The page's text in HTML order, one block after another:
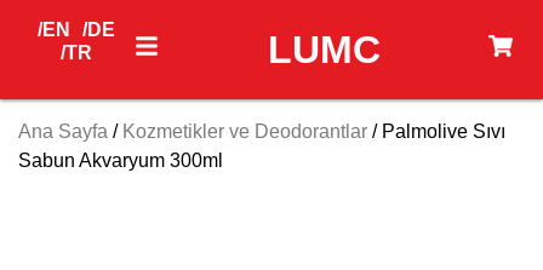
LUMC
/EN
/DE
/TR
Ana Sayfa / Kozmetikler ve Deodorantlar / Palmolive Sıvı
Sabun Akvaryum 300ml